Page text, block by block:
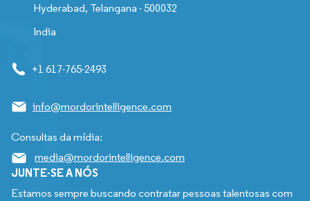
Hyderabad, Telangana - 500032
India
+1 617-765-2493
info@mordorintelligence.com
Consultas da mídia:
media@mordorintelligence.com
JUNTE-SE A NÓS
Estamos sempre buscando contratar pessoas talentosas com